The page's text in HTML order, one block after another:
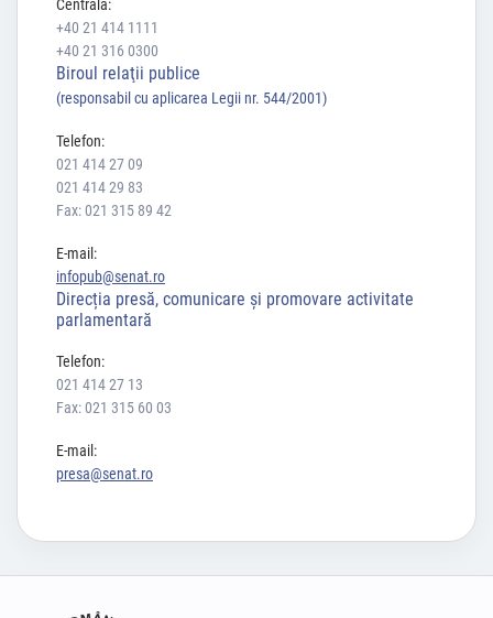
Centrala:
+40 21 414 1111
+40 21 316 0300
Biroul relaţii publice
(responsabil cu aplicarea Legii nr. 544/2001)
Telefon:
021 414 27 09
021 414 29 83
Fax: 021 315 89 42
E-mail:
infopub@senat.ro
Direcția presă, comunicare și promovare activitate
parlamentară
Telefon:
021 414 27 13
Fax: 021 315 60 03
E-mail:
presa@senat.ro